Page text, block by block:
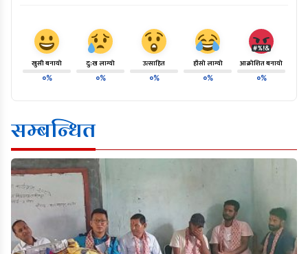
खुसी बनायो
०%
दु:ख लाग्यो
०%
उत्साहित
०%
हाँसो लाग्यो
०%
आक्रोशित बनायो
०%
सम्बन्धित